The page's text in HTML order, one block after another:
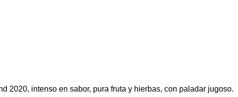
2020, intenso en sabor, pura fruta y hierbas, con paladar jugoso.